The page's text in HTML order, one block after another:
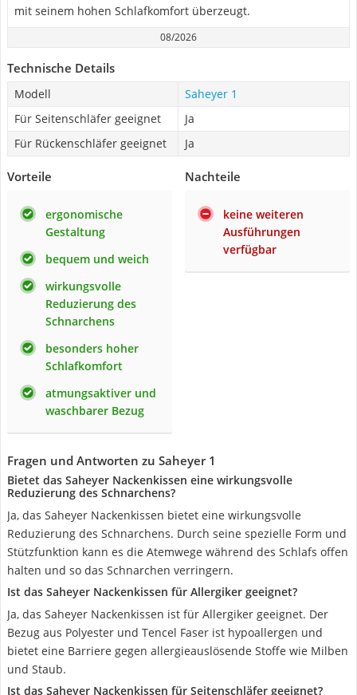
mit seinem hohen Schlafkomfort überzeugt.
08/2026
Technische Details
Modell
Saheyer 1
Für Seitenschläfer geeignet
Ja
Für Rückenschläfer geeignet
Ja
Vorteile
ergonomische
Gestaltung
bequem und weich
wirkungsvolle
Reduzierung des
Schnarchens
besonders hoher
Schlafkomfort
atmungsaktiver und
waschbarer Bezug
Nachteile
keine weiteren
Ausführungen
verfügbar
Fragen und Antworten zu Saheyer 1
Bietet das Saheyer Nackenkissen eine wirkungsvolle
Reduzierung des Schnarchens?
Ja, das Saheyer Nackenkissen bietet eine wirkungsvolle
Reduzierung des Schnarchens. Durch seine spezielle Form und
Stützfunktion kann es die Atemwege während des Schlafs offen
halten und so das Schnarchen verringern.
Ist das Saheyer Nackenkissen für Allergiker geeignet?
Ja, das Saheyer Nackenkissen ist für Allergiker geeignet. Der
Bezug aus Polyester und Tencel Faser ist hypoallergen und
bietet eine Barriere gegen allergieauslösende Stoffe wie Milben
und Staub.
Ist das Saheyer Nackenkissen für Seitenschläfer geeignet?